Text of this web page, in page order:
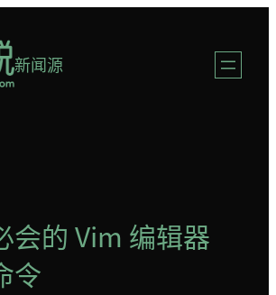
新闻源
会的 Vim 编辑器
令